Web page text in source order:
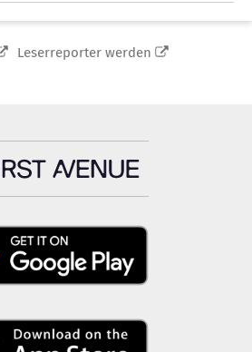
Leserreporter werden